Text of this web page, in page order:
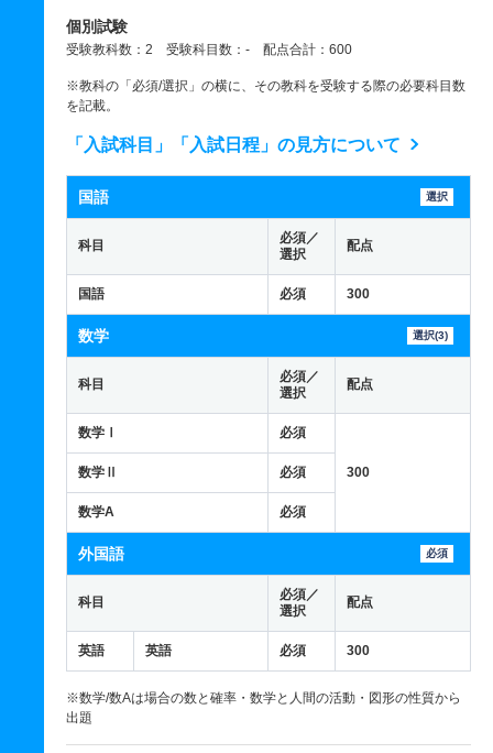
個別試験
受験教科数：2 受験科目数：- 配点合計：600
※教科の「必須/選択」の横に、その教科を受験する際の必要科目数
を記載。
「入試科目」「入試日程」の見方について
国語 選択
科目
必須／
選択
配点
国語 必須 300
数学 選択(3)
科目
必須／
選択
配点
数学Ⅰ 必須
300
数学Ⅱ 必須
数学A 必須
外国語 必須
科目
必須／
選択
配点
英語 英語 必須 300
※数学/数Aは場合の数と確率・数学と人間の活動・図形の性質から
出題